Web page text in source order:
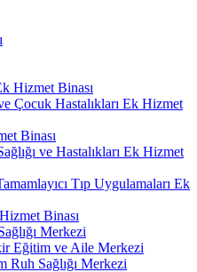
Hizmet Binası
Çocuk Hastalıkları Ek Hizmet
Binası
ve Hastalıkları Ek Hizmet
Tıp Uygulamaları Ek
Binası
Merkezi
Eğitim ve Aile Merkezi
Ruh Sağlığı Merkezi